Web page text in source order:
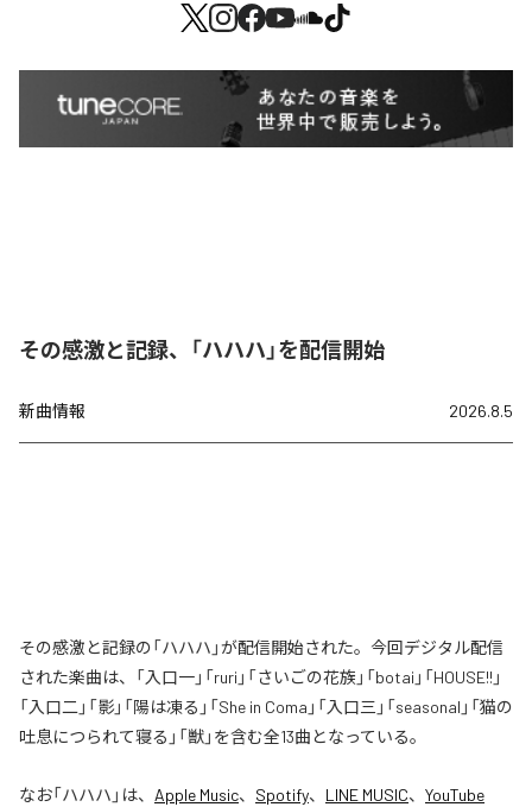
その感激と記録、「ハハハ」を配信開始
新曲情報 2026.8.5
その感激と記録の「ハハハ」が配信開始された。今回デジタル配信
された楽曲は、「入口一」「ruri」「さいごの花族」「botai」「HOUSE!!」
「入口二」「影」「陽は凍る」「She in Coma」「入口三」「seasonal」「猫の
吐息につられて寝る」「獣」を含む全13曲となっている。
なお「ハハハ 」は、 Apple Music、 Spotify、 LINE MUSIC、 YouTube